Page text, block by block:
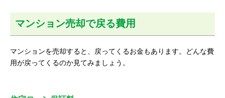
マンション売却で戻る費用
マンションを売却すると、戻ってくるお金もあります。どんな費
用が戻ってくるのか見てみましょう。